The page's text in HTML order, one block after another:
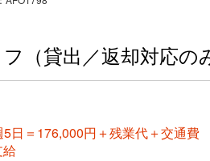
（貸出／返却対応の
日＝176,000円＋残業代＋交通費